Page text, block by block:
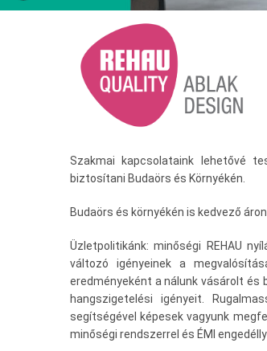
Szakmai kapcsolataink lehetővé
biztosítani Budaörs és Környékén.
Budaörs és környékén is kedvező
Üzletpolitikánk: minőségi REHAU
változó igényeinek a
eredményeként a nálunk vásárolt és
hangszigetelési igényeit.
segítségével képesek vagyunk
minőségi rendszerrel és ÉMI